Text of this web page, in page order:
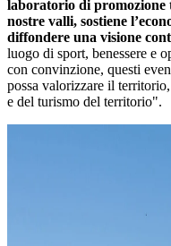
laboratorio di
nostre valli, sostiene
diffondere una visione
luogo di sport, benessere e
con convinzione, questi
possa valorizzare il
e del turismo del territorio".